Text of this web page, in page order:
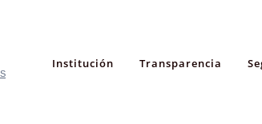
Institución Transparencia